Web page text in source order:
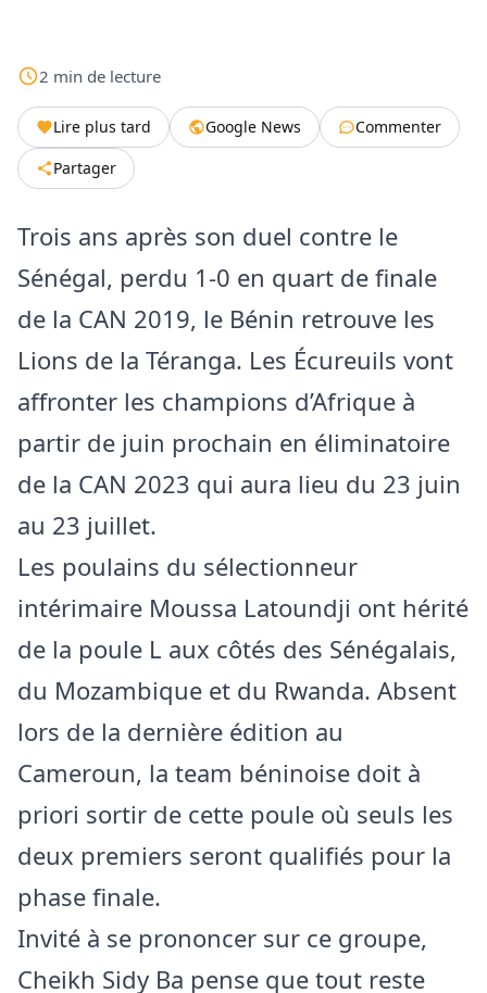
2 min de lecture
Lire plus tard Google News
Commenter
Partager
Trois ans après son duel contre le
Sénégal, perdu 1-0 en quart de finale
de la CAN 2019, le Bénin retrouve les
Lions de la Téranga. Les Écureuils vont
affronter les champions d’Afrique à
partir de juin prochain en éliminatoire
de la CAN 2023 qui aura lieu du 23 juin
au 23 juillet.
Les poulains du sélectionneur
intérimaire Moussa Latoundji ont hérité
de la poule L aux côtés des Sénégalais,
du Mozambique et du Rwanda. Absent
lors de la dernière édition au
Cameroun, la team béninoise doit à
priori sortir de cette poule où seuls les
deux premiers seront qualifiés pour la
phase finale.
Invité à se prononcer sur ce groupe,
Cheikh Sidy Ba pense que tout reste